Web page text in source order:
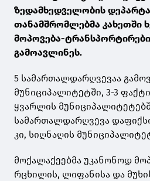
ზედამხედველობის
თანამშრომლებმა კახეთში
მოპოვება-
გამოავლინეს.
5 სამართალდარღვევაა
მუნიციპალიტეტში, 3-3
ყვარლის
სამართალდარღვევა
კი, სიღნაღის
მოქალაქეებმა უკანონოდ
რცხილის, ლიფანისა და